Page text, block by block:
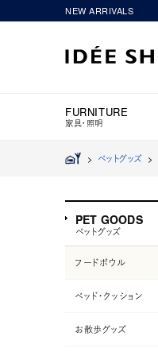
NEW ARRIVALS
FURNITURE
家具・照明
> ペットグッズ >
PET GOODS
ペットグッズ
フードボウル
ベッド・クッション
お散歩グッズ